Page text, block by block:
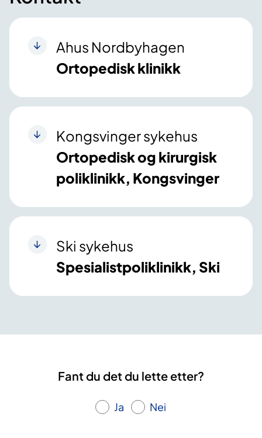
Ahus Nordbyhagen
Ortopedisk klinikk
Kongsvinger sykehus
Ortopedisk og kirurgisk
poliklinikk, Kongsvinger
Ski sykehus
Spesialistpoliklinikk, Ski
Fant du det du lette etter?
Ja Nei